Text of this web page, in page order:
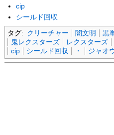
cip
シールド回収
タグ: クリーチャー 闇文明 黒
鬼レクスターズ
レクスターズ
cip
シールド回収 ・ ジャオ